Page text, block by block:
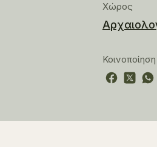
Χώρος
Κοινοποίηση